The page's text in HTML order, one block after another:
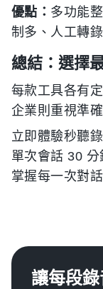
優點： 多功能
制多、人工轉
總結：選擇
每款工具各有
企業則重視準
立即體驗秒聽
單次會話 30
掌握每一次對
讓每段